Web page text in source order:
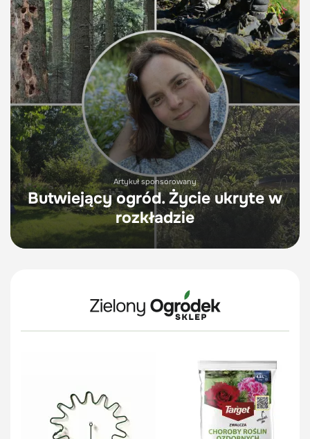
Artykuł sponsorowany
Butwiejący ogród. Życie ukryte w
rozkładzie